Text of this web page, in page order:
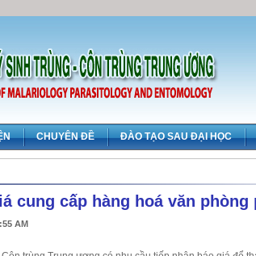
CHUYÊN ĐỀ ĐÀO TẠO SAU ĐẠI HỌC
cung cấp hàng hoá văn phòng
AM